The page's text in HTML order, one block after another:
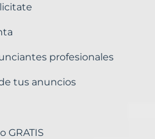
profesionales
tus anuncios
GRATIS